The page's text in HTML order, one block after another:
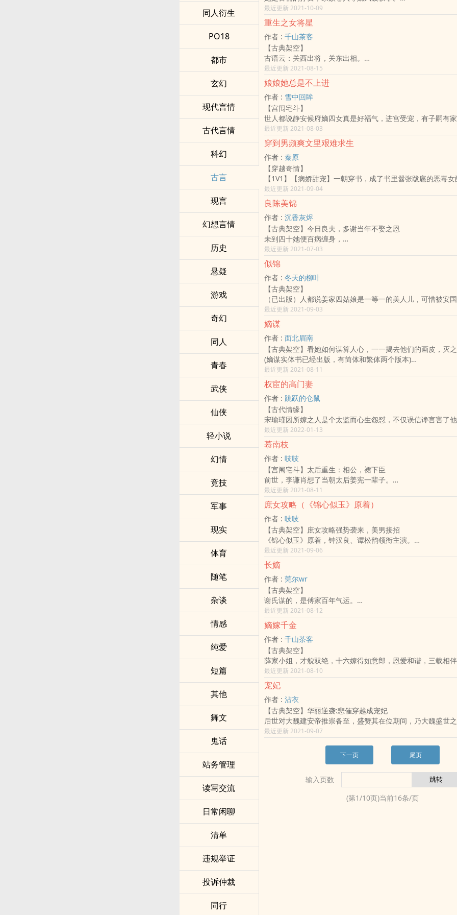
同人衍生
PO18
都市
玄幻
现代言情
古代言情
科幻
古言
现言
幻想言情
历史
悬疑
游戏
奇幻
同人
青春
武侠
仙侠
轻小说
幻情
竞技
军事
现实
体育
随笔
杂谈
情感
纯爱
短篇
其他
舞文
鬼话
站务管理
读写交流
日常闲聊
清单
违规举证
投诉仲裁
同行
与新婚丈夫双双死在发配途中。
她带着记忆重来，成为江南望族林家的家生丫鬟陈香兰。
这一生，香兰有四朵桃花。
一朵不能要，
一朵她不要，
一朵还没开好就谢了
还有一朵......唉，不省心啊......
这是一个小丫鬟想脱离宅门而不得的故事
最近更新 2021-10-09
重生之女将星
作者 : 千山茶客
【古典架空】
古语云：关西出将，关东出相。
禾晏是天生的将星。
她是兄长的替代品，征战沙场多年，平西羌，定南蛮，却在
时功成身退，嫁人成亲。
成亲之后，不得夫君宠爱，更身患奇疾，双目失明，貌美小妾
柔而语：你那毒瞎双眼的汤药，可是你族中长辈亲自吩咐送来
不会泄露秘密，你活着——就是对他们天大的威胁！
一代名将，巾帼英雄，死于后宅争风吃醋的无知妇人手中，何
再醒来，她竟成操练场上校尉的女儿，柔弱骄纵，青春烂漫。
领我的功勋，要我的命，带我的兵马，欺我的情！重来一世，
去的一件件夺回来。召天下，红颜封侯，威震九州！
一如军营深似海，这不，一开始就遇到了她前世的死对头，那
指，威惊绝域”的少年将军。
很飒的女将军xA爆了的狼系少年，双将军设定，请支持正版茶~
最近更新 2021-08-15
娘娘她总是不上进
作者 : 雪中回眸
【宫闱宅斗】
世人都说静安候府嫡四女真是好福气，进宫受宠，有子嗣有
风光无限啊！事实上，沈初柳自个儿都不清楚怎幺走到这一步
样的，旁的妃子弹琴跳舞，沈初柳表示老娘又不是卖艺的。
画，沈初柳表示老娘又不去考状元。人家嘲笑她不得宠，她微
有家世啊。皇帝那是真没办法，嫔妃不来讨好，他还不能不见
家真给力呢？沈初柳那是真不在乎，那一家混账亲戚爱咋咋地
放飞自我。一时放飞一时爽，一直放飞就一直爽。做人嘛，做
要是太憋屈了，就算是皇帝老儿也不好使！
最近更新 2021-08-03
穿到男频爽文里艰难求生
作者 : 秦原
【穿越奇情】
【1V1】【病娇甜宠】一朝穿书，成了书里嚣张跋扈的恶毒女
苏叶默默攥紧小拳头，活下去，就得离那位崩坏的黑心肝远点
京中一王爷，俊美无比却身娇体弱，规矩多，很挑剔，惹不
着。
偏偏这位没把任何人放在眼里的爷，一见她就拉着她的衣襟不
了个宝贝。
一朝风云起，她想避着些，某人非拉着她昭告天下。
某一日，病弱王爷扣着她的手，一声一声的咳，
“苏苏可心悦我？”
她刚沉默一瞬，那边就咳嗽的厉害，感觉她要是敢拒绝他就
死。
她连忙点头
“悦，心悦的不得了。”
话音一落，作妖的王爷终于消停了。
最近更新 2021-09-04
良陈美锦
作者 : 沉香灰烬
【古典架空】今日良夫，多谢当年不娶之恩
未到四十她便百病缠身，
死的时候儿子正在娶亲。
锦朝觉得这一生再无眷恋，
谁知醒来正当年少，
风华正茂。
当年我痴心不改；
如今我冷硬如刀。
——————————
本书已简体出版，当当网、京东、亚马逊均可订购，欢迎订购
最近更新 2021-07-03
似锦
作者 : 冬天的柳叶
【古典架空】
（已出版）人都说姜家四姑娘是一等一的美人儿，可惜被安
朵鲜花。然而姜似出嫁前夕，未婚夫与别的女人跳湖殉情了。
最近更新 2021-09-03
嫡谋
作者 : 面北眉南
【古典架空】看她如何谋算人心，一一揭去他们的画皮，灭之
(嫡谋实体书已经出版，有简体和繁体两个版本)
***
前一世，所谓的血脉至亲告诉她，能为家族利益献身是她身
最大的荣耀。
结果她与姐姐反目成仇，让母亲垂泪早逝，累父亲血溅箭下……
重生于幼学之年，她再不是那任人摆布的棋子！
且看她如何谋算人心，一一揭去他们的画皮，灭之于无形！
所谓荣耀，是守护所爱至亲一生平安顺遂。
所谓荣耀，是但得一人心，白首不相离。
最近更新 2021-08-11
权宦的高门妻
作者 : 跳跃的仓鼠
【古代情缘】
宋瑜瑾因所嫁之人是个太监而心生怨怼，不仅误信谗言害了
满门被灭，自己受尽折磨死在冰冷的牢中。重活一世，再次面
婚，她欣然应允。这一次，她要保护好自己的家人，好好弥
惨了的太监夫君。
最近更新 2022-01-13
慕南枝
作者 : 吱吱
【宫闱宅斗】太后重生：相公，裙下臣
前世，李谦肖想了当朝太后姜宪一辈子。
今生，李谦却觉得千里相思不如软玉在怀，把嘉南郡主姜宪
PS：重要的事说三遍。这是女主重生文，这是女主重生文，
文。
最近更新 2021-08-11
庶女攻略（《锦心似玉》原着）
作者 : 吱吱
【古典架空】庶女攻略强势袭来，美男接招
《锦心似玉》原着，钟汉良、谭松韵领衔主演。
鸟啼远山开，林霏独徘徊。
清雾闻折柳，登楼望君来。
锦缎珠翠之间，她只是一个地位卑微的庶女……
总而言之，就是一部庶女奋斗史！
最近更新 2021-09-06
长嫡
作者 : 莞尔wr
【古典架空】
谢氏谋的，是傅家百年气运。
傅侯爷谋的，是权势前程。
梦里的她是被博弈输掉的废棋，母亲投寰自尽，她被匆匆低
满天下的寒门子弟，却在大好年华，匆匆早逝。
当她睁眼醒来，冷笑出声，你们都该好好忏悔！
最近更新 2021-08-12
嫡嫁千金
作者 : 千山茶客
【古典架空】
薛家小姐，才貌双绝，十六嫁得如意郎，恩爱和谐，三载相
元。
夫荣妻不贵，他性贪爵禄，为做驸马，将她视作尚公主路上
灭嗣。
骄纵公主站在她塌前讥讽：便是你容颜绝色，才学无双，终究
女儿，本宫碾死你——就跟碾死一只蚂蚁一样简单！
被污声名，悬梁自尽，幼弟为讨公道却被强权害死，老父得
撒手人寰。
一脚跨入高门大户，阴私腌臜层出不绝。各路魍魉魑魅，牛鬼
曾经柔软心肠，如今厉如刀锋！姜梨发誓，再也不要微如尘埃
一世，平府上冤案，报血海深仇！
他是北燕最年轻的国公爷，桀骜美艳，喜怒无常，府中收集世
最近更新 2021-08-10
宠妃
作者 : 沾衣
【古典架空】华丽逆袭:悲催穿越成宠妃
后世对大魏建安帝推崇备至，盛赞其在位期间，乃大魏盛世
是，在所有歌功颂德的文献记录中，都非常一致的提到，建安
污点：帝独宠皇贵妃甚！
周彤很烦躁。莫名穿到个架空，气都没喘匀，就摊上一堆破事
什幺？前身是炮灰龙套？连女配都算不上？
周彤怒！改，一定得改！！这剧情必须华丽逆袭，才配得上姐
这是一个悲催穿越女，抢占本土重生女身体，更甜蜜蜜成为大
最近更新 2021-09-07
下一页 尾页
输入页数
(第1/10页)当前16条/页